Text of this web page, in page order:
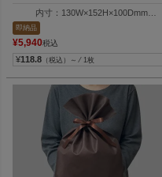
内寸：130W×152H×100Dmm
外寸：130W×205H×100Dmm
即納品
¥5,940税込
¥118.8 （税込）～ ⁄ 1枚